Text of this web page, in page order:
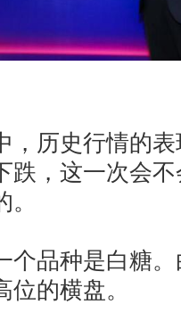
历史行情的表
跌，这一次会
品种是白糖。
的横盘。